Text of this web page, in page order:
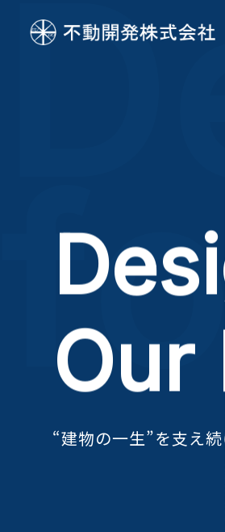
D
f
Our
“建物の一生”を支え